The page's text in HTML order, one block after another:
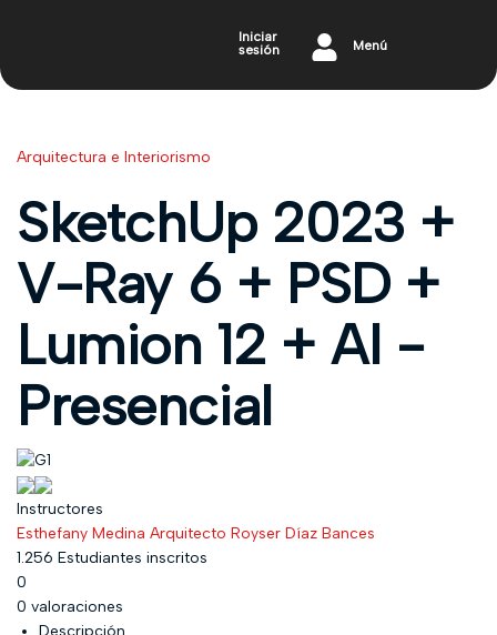
Iniciar
sesión
Menú
Arquitectura e Interiorismo
SketchUp 2023 +
V-Ray 6 + PSD +
Lumion 12 + AI -
Presencial
Instructores
Esthefany Medina Arquitecto Royser Díaz Bances
1.256 Estudiantes inscritos
0
0 valoraciones
Descripción